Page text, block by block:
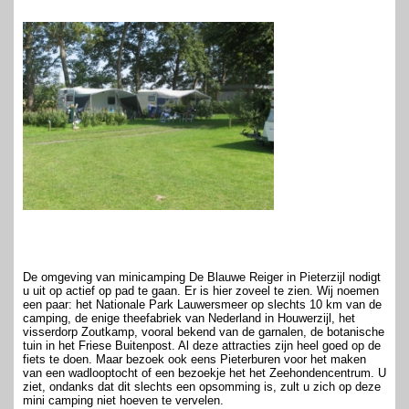
De omgeving van minicamping De Blauwe Reiger in Pieterzijl nodigt
u uit op actief op pad te gaan. Er is hier zoveel te zien. Wij noemen
een paar: het Nationale Park Lauwersmeer op slechts 10 km van de
camping, de enige theefabriek van Nederland in Houwerzijl, het
visserdorp Zoutkamp, vooral bekend van de garnalen, de botanische
tuin in het Friese Buitenpost. Al deze attracties zijn heel goed op de
fiets te doen. Maar bezoek ook eens Pieterburen voor het maken
van een wadlooptocht of een bezoekje het het Zeehondencentrum. U
ziet, ondanks dat dit slechts een opsomming is, zult u zich op deze
mini camping niet hoeven te vervelen.